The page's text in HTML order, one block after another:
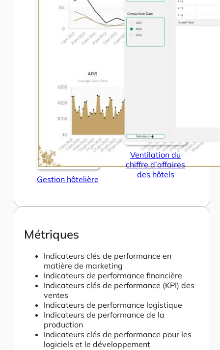
Gestion hôtelière
Ventilation du
chiffre d’affaires
des hôtels
Métriques
Indicateurs clés de performance en
matière de marketing
Indicateurs de performance financière
Indicateurs clés de performance (KPI) des
ventes
Indicateurs de performance logistique
Indicateurs de performance de la
production
Indicateurs clés de performance pour les
logiciels et le développement